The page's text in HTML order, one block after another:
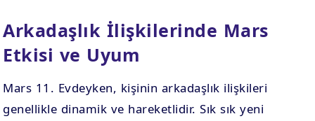
Arkadaşlık İlişkilerinde Mars
Etkisi ve Uyum
Mars 11. Evdeyken, kişinin arkadaşlık ilişkileri
genellikle dinamik ve hareketlidir. Sık sık yeni